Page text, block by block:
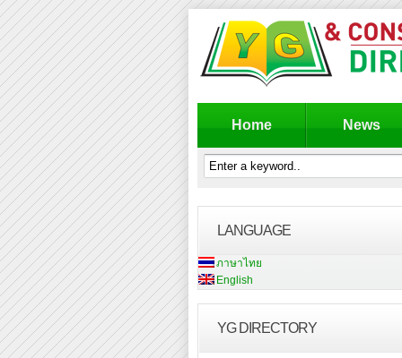
Home News
LANGUAGE
ภาษาไทย
English
YG DIRECTORY